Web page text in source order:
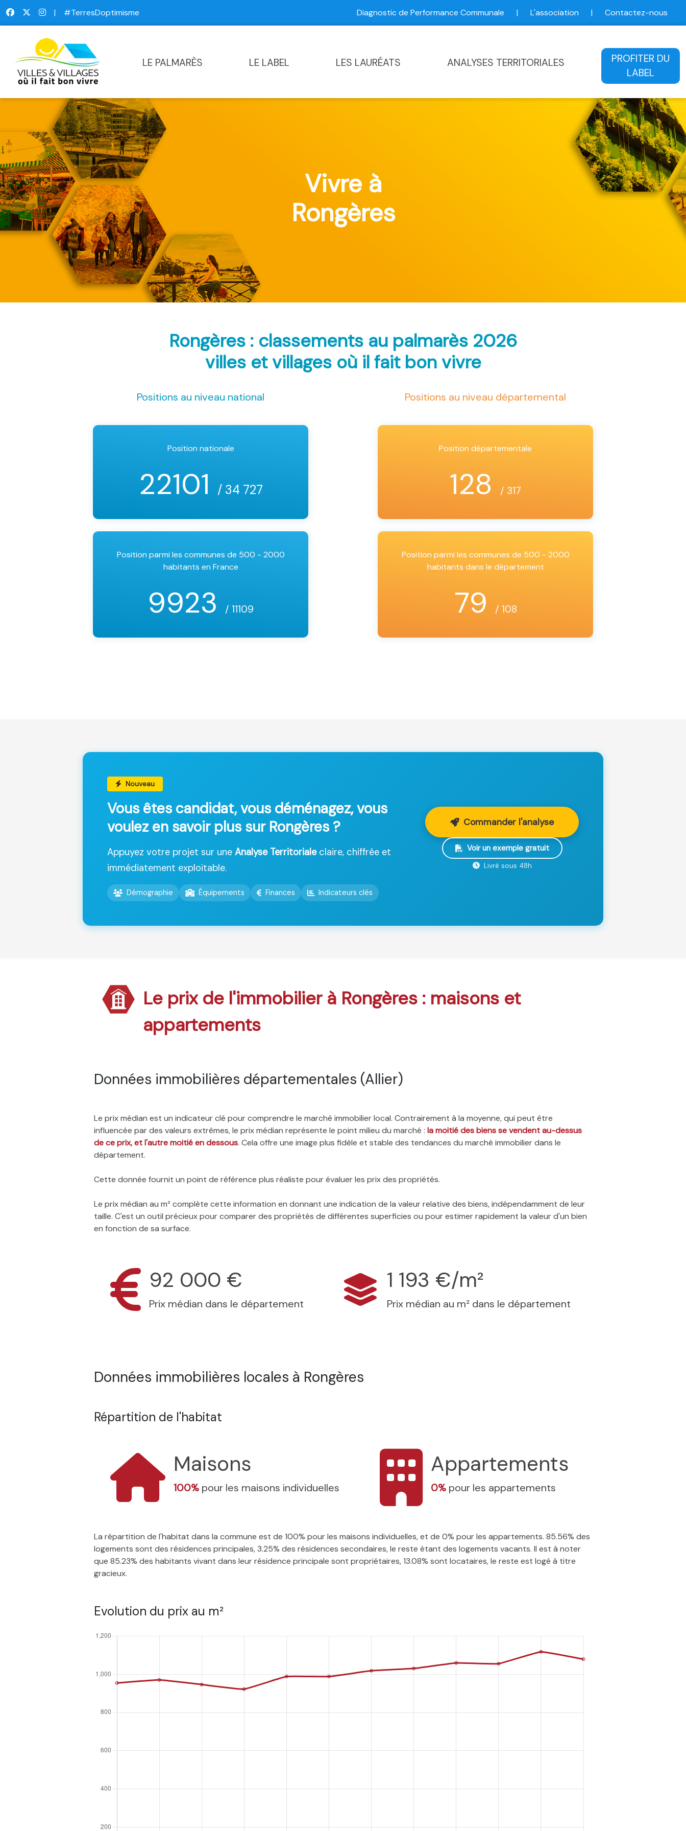
| #TerresDoptimisme Diagnostic de Performance Communale | L'association | Contactez-nous
LE PALMARÈS LE LABEL LES LAURÉATS ANALYSES TERRITORIALES
PROFITER DU
LABEL
Vivre à
Rongères
Rongères : classements au palmarès 2026
villes et villages où il fait bon vivre
Positions au niveau national
Position nationale
22101 / 34 727
Position parmi les communes de 500 - 2000
habitants en France
9923 / 11109
Positions au niveau départemental
Position départementale
128 / 317
Position parmi les communes de 500 - 2000
habitants dans le département
79 / 108
Nouveau
Vous êtes candidat, vous déménagez, vous
voulez en savoir plus sur Rongères ?
Appuyez votre projet sur une Analyse Territorialeclaire, chiffrée et
immédiatement exploitable.
Démographie Équipements Finances Indicateurs clés
Commander l'analyse
Voir un exemple gratuit
Livré sous 48h
Le prix de l'immobilier à Rongères : maisons et
appartements
Données immobilières départementales (Allier)
Le prix médian est un indicateur clé pour comprendre le marché immobilier local. Contrairement à la moyenne, qui peut être
influencée par des valeurs extrêmes, le prix médian représente le point milieu du marché : la moitié des biens se vendent au-dessus
de ce prix, et l'autre moitié en dessous. Cela offre une image plus fidèle et stable des tendances du marché immobilier dans le
département.
Cette donnée fournit un point de référence plus réaliste pour évaluer les prix des propriétés.
Le prix médian au m² complète cette information en donnant une indication de la valeur relative des biens, indépendamment de leur
taille. C'est un outil précieux pour comparer des propriétés de différentes superficies ou pour estimer rapidement la valeur d'un bien
en fonction de sa surface.
92 000 €
Prix médian dans le département
1 193 €/m²
Prix médian au m² dans le département
Données immobilières locales à Rongères
Répartition de l'habitat
Maisons
100% pour les maisons individuelles
Appartements
0% pour les appartements
La répartition de l'habitat dans la commune est de 100% pour les maisons individuelles, et de 0% pour les appartements. 85.56% des
logements sont des résidences principales, 3.25% des résidences secondaires, le reste étant des logements vacants. Il est à noter
que 85.23% des habitants vivant dans leur résidence principale sont propriétaires, 13.08% sont locataires, le reste est logé à titre
gracieux.
Evolution du prix au m²